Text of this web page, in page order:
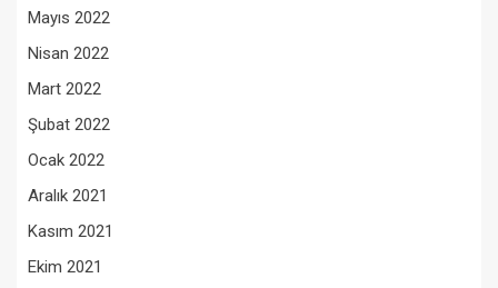
Mayıs 2022
Nisan 2022
Mart 2022
Şubat 2022
Ocak 2022
Aralık 2021
Kasım 2021
Ekim 2021